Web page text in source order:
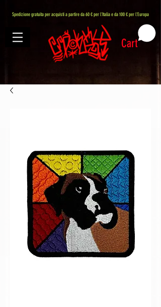
Spedizione gratuita per acquisti a partire da 60 € per l'Italia e da 100 € per l'Europa
Cart